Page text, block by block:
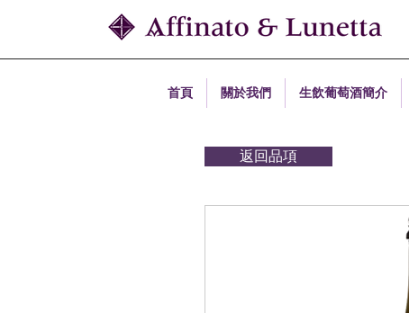
首頁 關於我們 生飲葡萄酒簡介
返回品項